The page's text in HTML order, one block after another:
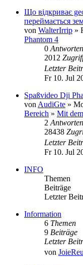
Що відкриває
переймається
von WalterIrrip »
Phantom 4
0Antworten
2012
Letzter
Fr 10. Jul
Spaßvideo Dji
vonAudiGte »
Bereich » Mit
2Antworten
28438
Letzter
Fr 10. Jul
INFO
Themen
Beiträge
Letzter
Information
6 Themen
9 Beiträge
Letzter
von